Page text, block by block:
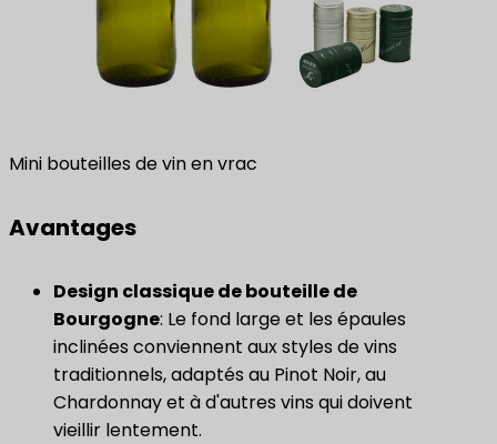
Mini bouteilles de vin en vrac
Avantages
​Design classique de bouteille de
Bourgogne​: Le fond large et les épaules
inclinées conviennent aux styles de vins
traditionnels, adaptés au Pinot Noir, au
Chardonnay et à d'autres vins qui doivent
vieillir lentement.